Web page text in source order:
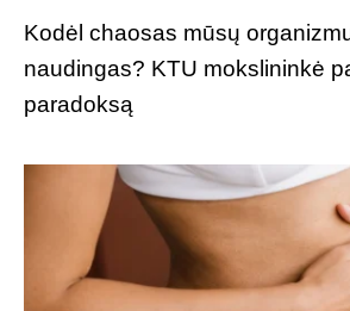
Kodėl chaosas mūsų
naudingas? KTU mokslininkė
paradoksą